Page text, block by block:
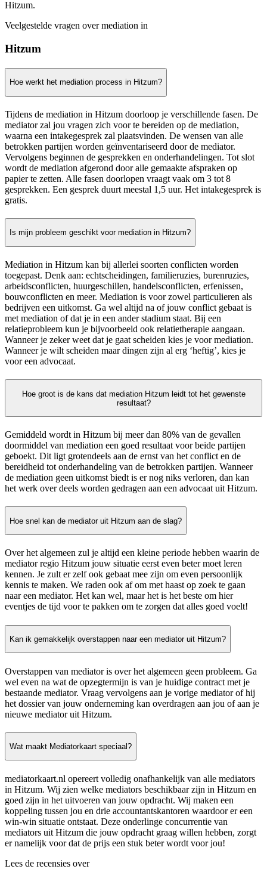
Hitzum.
Veelgestelde vragen over mediation in
Hitzum
Hoe werkt het mediation process in Hitzum?
Tijdens de mediation in Hitzum doorloop je verschillende fasen. De
mediator zal jou vragen zich voor te bereiden op de mediation,
waarna een intakegesprek zal plaatsvinden. De wensen van alle
betrokken partijen worden geïnventariseerd door de mediator.
Vervolgens beginnen de gesprekken en onderhandelingen. Tot slot
wordt de mediation afgerond door alle gemaakte afspraken op
papier te zetten. Alle fasen doorlopen vraagt vaak om 3 tot 8
gesprekken. Een gesprek duurt meestal 1,5 uur. Het intakegesprek is
gratis.
Is mijn probleem geschikt voor mediation in Hitzum?
Mediation in Hitzum kan bij allerlei soorten conflicten worden
toegepast. Denk aan: echtscheidingen, familieruzies, burenruzies,
arbeidsconflicten, huurgeschillen, handelsconflicten, erfenissen,
bouwconflicten en meer. Mediation is voor zowel particulieren als
bedrijven een uitkomst. Ga wel altijd na of jouw conflict gebaat is
met mediation of dat je in een ander stadium staat. Bij een
relatieprobleem kun je bijvoorbeeld ook relatietherapie aangaan.
Wanneer je zeker weet dat je gaat scheiden kies je voor mediation.
Wanneer je wilt scheiden maar dingen zijn al erg ‘heftig’, kies je
voor een advocaat.
Hoe groot is de kans dat mediation Hitzum leidt tot het gewenste
resultaat?
Gemiddeld wordt in Hitzum bij meer dan 80% van de gevallen
doormiddel van mediation een goed resultaat voor beide partijen
geboekt. Dit ligt grotendeels aan de ernst van het conflict en de
bereidheid tot onderhandeling van de betrokken partijen. Wanneer
de mediation geen uitkomst biedt is er nog niks verloren, dan kan
het werk over deels worden gedragen aan een advocaat uit Hitzum.
Hoe snel kan de mediator uit Hitzum aan de slag?
Over het algemeen zul je altijd een kleine periode hebben waarin de
mediator regio Hitzum jouw situatie eerst even beter moet leren
kennen. Je zult er zelf ook gebaat mee zijn om even persoonlijk
kennis te maken. We raden ook af om met haast op zoek te gaan
naar een mediator. Het kan wel, maar het is het beste om hier
eventjes de tijd voor te pakken om te zorgen dat alles goed voelt!
Kan ik gemakkelijk overstappen naar een mediator uit Hitzum?
Overstappen van mediator is over het algemeen geen probleem. Ga
wel even na wat de opzegtermijn is van je huidige contract met je
bestaande mediator. Vraag vervolgens aan je vorige mediator of hij
het dossier van jouw onderneming kan overdragen aan jou of aan je
nieuwe mediator uit Hitzum.
Wat maakt Mediatorkaart speciaal?
mediatorkaart.nl opereert volledig onafhankelijk van alle mediators
in Hitzum. Wij zien welke mediators beschikbaar zijn in Hitzum en
goed zijn in het uitvoeren van jouw opdracht. Wij maken een
koppeling tussen jou en drie accountantskantoren waardoor er een
win-win situatie ontstaat. Deze onderlinge concurrentie van
mediators uit Hitzum die jouw opdracht graag willen hebben, zorgt
er namelijk voor dat de prijs een stuk beter wordt voor jou!
Lees de recensies over